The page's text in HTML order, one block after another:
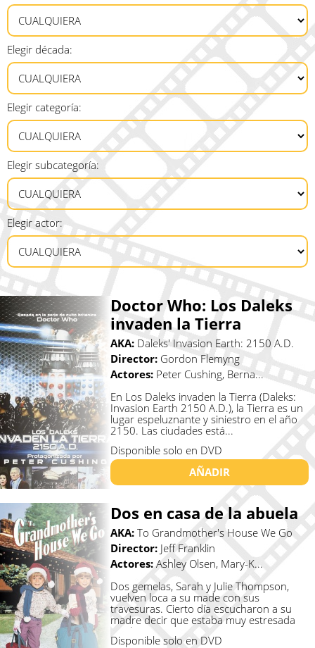
Elegir década:
Elegir categoría:
Elegir subcategoría:
Elegir actor:
Doctor Who: Los Daleks
invaden la Tierra
AKA: Daleks' Invasion Earth: 2150 A.D.
Director: Gordon Flemyng
Actores: Peter Cushing, Berna...
En Los Daleks invaden la Tierra (Daleks:
Invasion Earth 2150 A.D.), la Tierra es un
lugar espeluznante y siniestro en el año
2150. Las ciudades está...
Disponible solo en DVD
AÑADIR
Dos en casa de la abuela
AKA: To Grandmother's House We Go
Director: Jeff Franklin
Actores: Ashley Olsen, Mary-K...
Dos gemelas, Sarah y Julie Thompson,
vuelven loca a su made con sus
travesuras. Cierto día escucharon a su
madre decir que estaba muy estresada
por l...
Disponible solo en DVD